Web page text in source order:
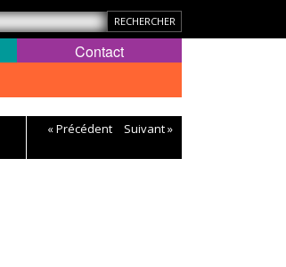
Contact
« Précédent Suivant »